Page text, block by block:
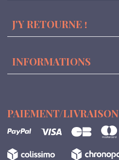
J'Y RETOURNE !
INFORMATIONS
PAIEMENT/LIVRAISON